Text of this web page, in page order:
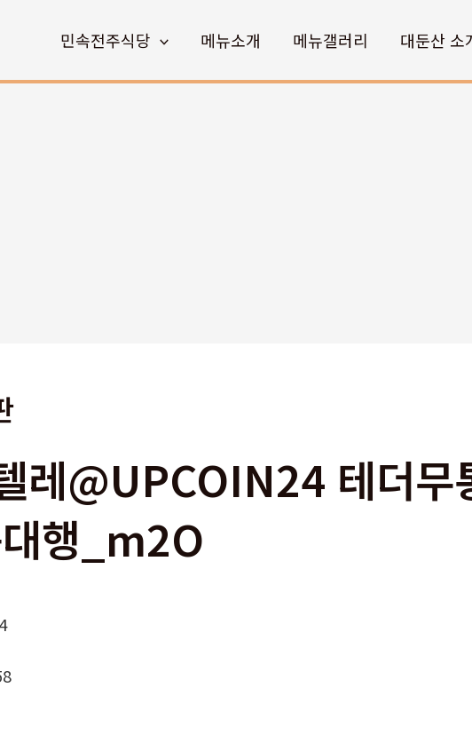
민속전주식당 메뉴소개 메뉴갤러리 대둔산 소
레@UPCOIN24 테더무
행_m2O